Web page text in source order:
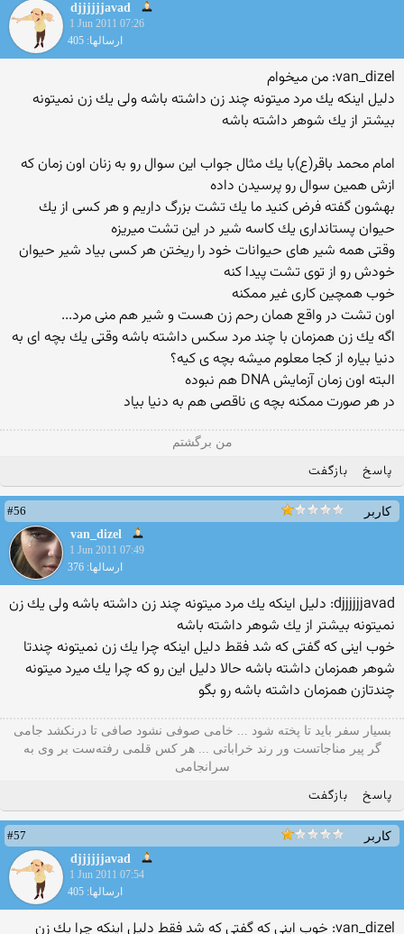
djjjjjjavad
1 Jun 2011 07:26
ارسالها: 405
van_dizel: من میخوام
دلیل اینكه یك مرد میتونه چند زن داشته باشه ولی یك زن نمیتونه
بیشتر از یك شوهر داشته باشه
امام محمد باقر(ع)با یك مثال جواب این سوال رو به زنان اون زمان كه
ازش همین سوال رو پرسیدن داده
بهشون گفته فرض كنید ما یك تشت بزرگ داریم و هر كسی از یك
حیوان پستانداری یك كاسه شیر در این تشت میریزه
وقتی همه شیر های حیوانات خود را ریختن هر كسی بیاد شیر حیوان
خودش رو از توی تشت پیدا كنه
خوب همچین كاری غیر ممكنه
اون تشت در واقع همان رحم زن هست و شیر هم منی مرد...
اگه یك زن همزمان با چند مرد سكس داشته باشه وقتی یك بچه ای به
دنیا بیاره از كجا معلوم میشه بچه ی كیه؟
البته اون زمان آزمایش DNA هم نبوده
در هر صورت ممکنه بچه ی ناقصی هم به دنیا بیاد
من برگشتم
پاسخ بازگفت
کاربر
#56
van_dizel
1 Jun 2011 07:49
ارسالها: 376
djjjjjjavad: دلیل اینكه یك مرد میتونه چند زن داشته باشه ولی یك زن
نمیتونه بیشتر از یك شوهر داشته باشه
خوب اینی كه گفتی كه شد فقط دلیل اینكه چرا یك زن نمیتونه چندتا
شوهر همزمان داشته باشه حالا دلیل این رو كه چرا یك میرد میتونه
چندتازن همزمان داشته باشه رو بگو
بسیار سفر باید تا پخته شود ... خامی صوفی نشود صافی تا درنکشد جامی
گر پیر مناجاتست ور رند خراباتی ... هر کس قلمی رفته‌ست بر وی به
سرانجامی
پاسخ بازگفت
کاربر
#57
djjjjjjavad
1 Jun 2011 07:54
ارسالها: 405
van_dizel: خوب اینی كه گفتی كه شد فقط دلیل اینكه چرا یك زن